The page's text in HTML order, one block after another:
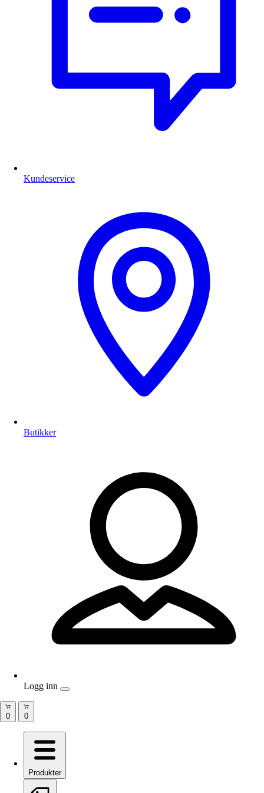
Kundeservice
Butikker
Produkter